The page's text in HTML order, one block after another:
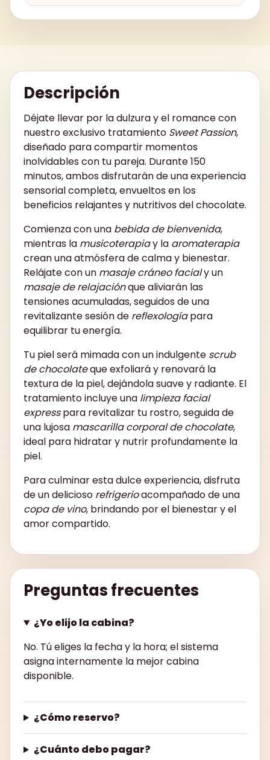
Descripción
Déjate llevar por la dulzura y el romance con
nuestro exclusivo tratamiento Sweet Passion,
diseñado para compartir momentos
inolvidables con tu pareja. Durante 150
minutos, ambos disfrutarán de una experiencia
sensorial completa, envueltos en los
beneficios relajantes y nutritivos del chocolate.
Comienza con una bebida de bienvenida,
mientras la musicoterapiay la aromaterapia
crean una atmósfera de calma y bienestar.
Relájate con un masaje cráneo facialy un
masaje de relajaciónque aliviarán las
tensiones acumuladas, seguidos de una
revitalizante sesión de reflexologíapara
equilibrar tu energía.
Tu piel será mimada con un indulgente scrub
de chocolateque exfoliará y renovará la
textura de la piel, dejándola suave y radiante. El
tratamiento incluye una limpieza facial
expresspara revitalizar tu rostro, seguida de
una lujosa mascarilla corporal de chocolate,
ideal para hidratar y nutrir profundamente la
piel.
Para culminar esta dulce experiencia, disfruta
de un delicioso refrigerioacompañado de una
copa de vino, brindando por el bienestar y el
amor compartido.
Preguntas frecuentes
¿Yo elijo la cabina?
No. Tú eliges la fecha y la hora; el sistema
asigna internamente la mejor cabina
disponible.
¿Cómo reservo?
¿Cuánto debo pagar?